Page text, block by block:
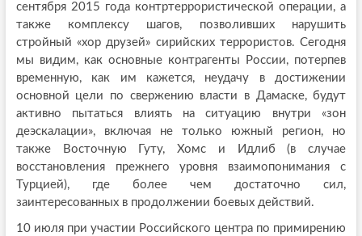
сентября 2015 года контртеррористической операции, а
также комплексу шагов, позволивших нарушить
стройный «хор друзей» сирийских террористов. Сегодня
мы видим, как основные контрагенты России, потерпев
временную, как им кажется, неудачу в достижении
основной цели по свержению власти в Дамаске, будут
активно пытаться влиять на ситуацию внутри «зон
деэскалации», включая не только южный регион, но
также Восточную Гуту, Хомс и Идлиб (в случае
восстановления прежнего уровня взаимопонимания с
Турцией), где более чем достаточно сил,
заинтересованных в продолжении боевых действий.
10 июля при участии Российского центра по примирению